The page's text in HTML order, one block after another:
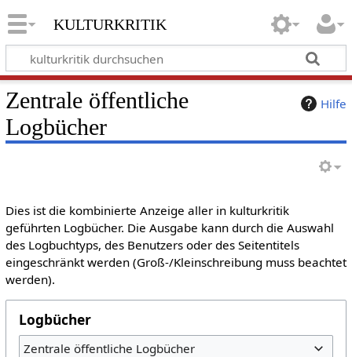
kulturkritik
Hilfe
Zentrale öffentliche
Logbücher
Dies ist die kombinierte Anzeige aller in kulturkritik
geführten Logbücher. Die Ausgabe kann durch die Auswahl
des Logbuchtyps, des Benutzers oder des Seitentitels
eingeschränkt werden (Groß-/Kleinschreibung muss beachtet
werden).
Logbücher
Zentrale öffentliche Logbücher